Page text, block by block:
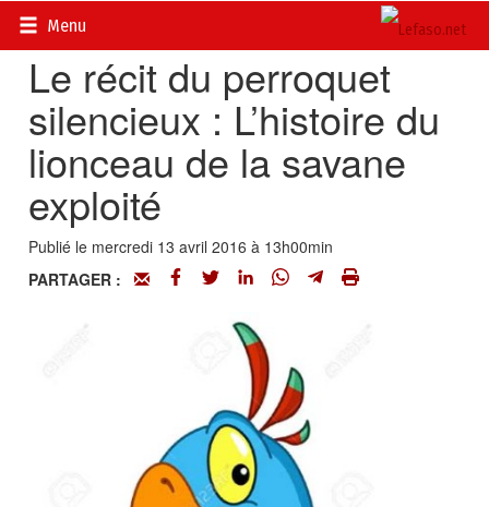
Menu
Accueil>
Le récit du perroquet
silencieux : L’histoire du
lionceau de la savane
exploité
Publié le mercredi 13 avril 2016 à 13h00min
PARTAGER :